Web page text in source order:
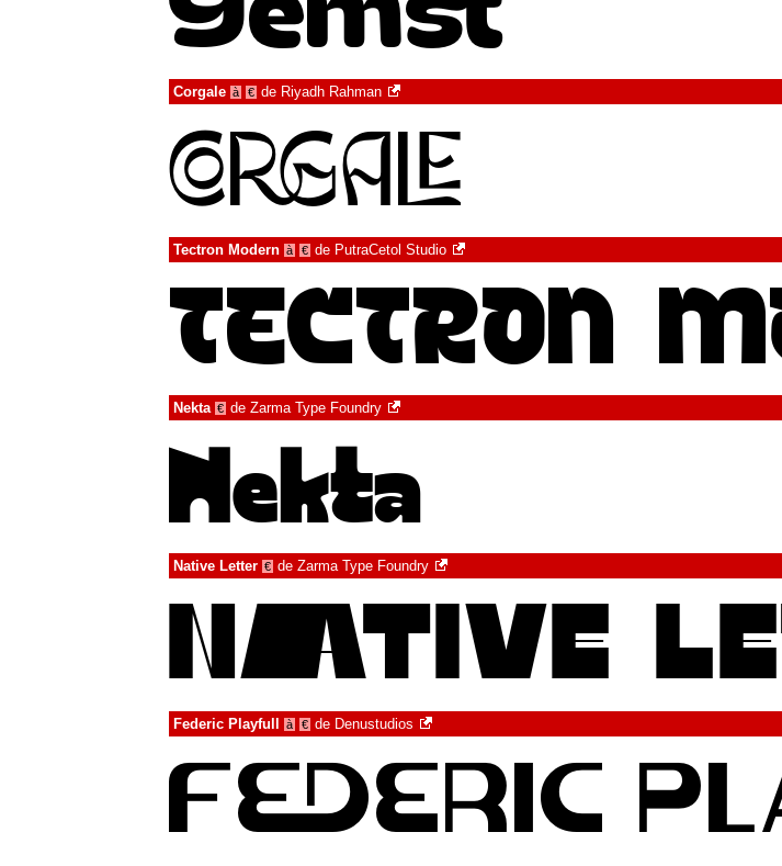
Corgale à € de Riyadh Rahman
Tectron Modern à € de PutraCetol Studio
Nekta € de Zarma Type Foundry
Native Letter € de Zarma Type Foundry
Federic Playfull à € de Denustudios